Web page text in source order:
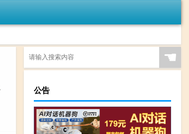
☚
公告